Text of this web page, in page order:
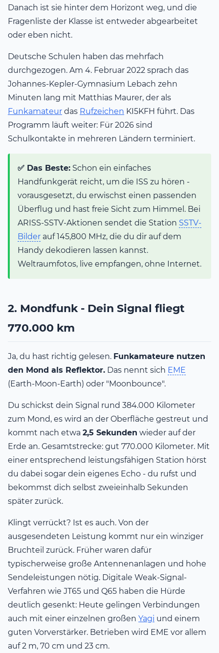
Danach ist sie hinter dem Horizont weg, und die
Fragenliste der Klasse ist entweder abgearbeitet
oder eben nicht.
Deutsche Schulen haben das mehrfach
durchgezogen. Am 4. Februar 2022 sprach das
Johannes-Kepler-Gymnasium Lebach zehn
Minuten lang mit Matthias Maurer, der als
Funkamateur das Rufzeichen KI5KFH führt. Das
Programm läuft weiter: Für 2026 sind
Schulkontakte in mehreren Ländern terminiert.
✅ Das Beste: Schon ein einfaches
Handfunkgerät reicht, um die ISS zu hören -
vorausgesetzt, du erwischst einen passenden
Überflug und hast freie Sicht zum Himmel. Bei
ARISS-SSTV-Aktionen sendet die Station SSTV-
Bilder auf 145,800 MHz, die du dir auf dem
Handy dekodieren lassen kannst.
Weltraumfotos, live empfangen, ohne Internet.
2. Mondfunk - Dein Signal fliegt
770.000 km
Ja, du hast richtig gelesen. Funkamateure nutzen
den Mond als Reflektor. Das nennt sich EME
(Earth-Moon-Earth) oder "Moonbounce".
Du schickst dein Signal rund 384.000 Kilometer
zum Mond, es wird an der Oberfläche gestreut und
kommt nach etwa 2,5 Sekunden wieder auf der
Erde an. Gesamtstrecke: gut 770.000 Kilometer. Mit
einer entsprechend leistungsfähigen Station hörst
du dabei sogar dein eigenes Echo - du rufst und
bekommst dich selbst zweieinhalb Sekunden
später zurück.
Klingt verrückt? Ist es auch. Von der
ausgesendeten Leistung kommt nur ein winziger
Bruchteil zurück. Früher waren dafür
typischerweise große Antennenanlagen und hohe
Sendeleistungen nötig. Digitale Weak-Signal-
Verfahren wie JT65 und Q65 haben die Hürde
deutlich gesenkt: Heute gelingen Verbindungen
auch mit einer einzelnen großen Yagi und einem
guten Vorverstärker. Betrieben wird EME vor allem
auf 2 m, 70 cm und 23 cm.